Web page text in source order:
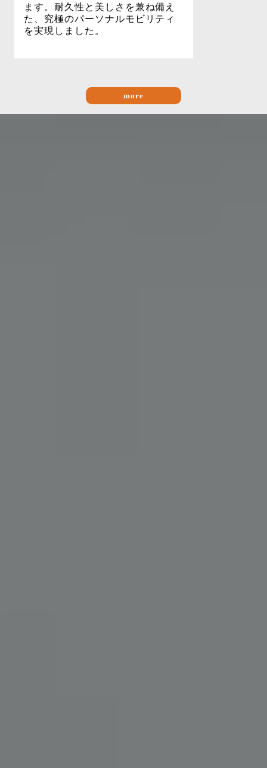
ます。耐久性と美しさを兼ね備え
た、究極のパーソナルモビリティ
を実現しました。
more